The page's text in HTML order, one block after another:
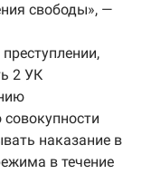
свободы», —
2 УК
наказание в
в течение